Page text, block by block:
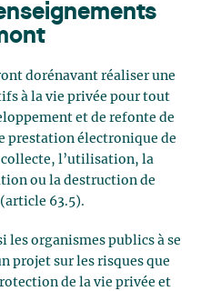
dorénavant réaliser une
à la vie privée pour tout
et de refonte de
prestation électronique de
collecte, l’utilisation, la
ou la destruction de
63.5).
organismes publics à se
projet sur les risques que
de la vie privée et